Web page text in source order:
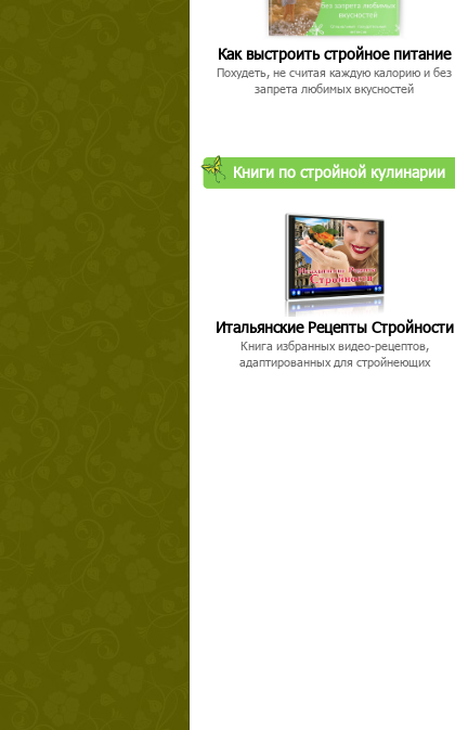
Как выстроить стройное питание
Похудеть, не считая каждую калорию и без
запрета любимых вкусностей
Книги по стройной кулинарии
Итальянские Рецепты Стройности
Книга избранных видео-рецептов,
адаптированных для стройнеющих